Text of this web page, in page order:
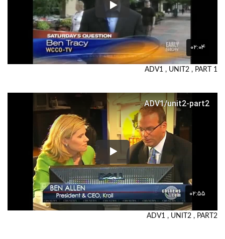
ADV1 , UNIT2 , PART 1
ADV1 , UNIT2 , PART2